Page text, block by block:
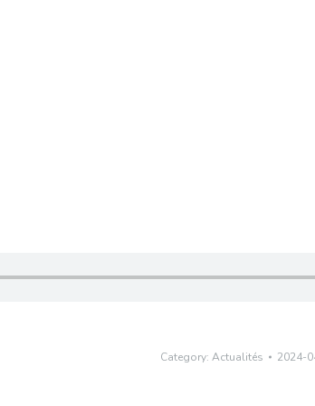
Category: Actualités 2024-